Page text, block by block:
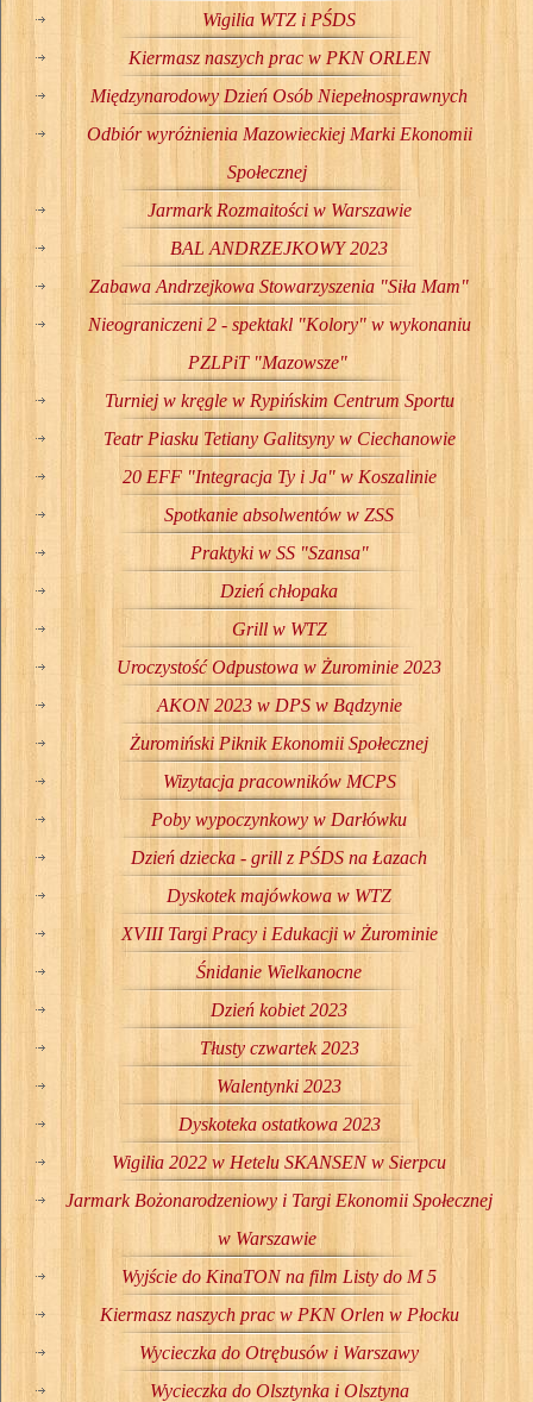
Wigilia WTZ i PŚDS
Kiermasz naszych prac w PKN ORLEN
Międzynarodowy Dzień Osób Niepełnosprawnych
Odbiór wyróżnienia Mazowieckiej Marki Ekonomii
Społecznej
Jarmark Rozmaitości w Warszawie
BAL ANDRZEJKOWY 2023
Zabawa Andrzejkowa Stowarzyszenia "Siła Mam"
Nieograniczeni 2 - spektakl "Kolory" w wykonaniu
PZLPiT "Mazowsze"
Turniej w kręgle w Rypińskim Centrum Sportu
Teatr Piasku Tetiany Galitsyny w Ciechanowie
20 EFF "Integracja Ty i Ja" w Koszalinie
Spotkanie absolwentów w ZSS
Praktyki w SS "Szansa"
Dzień chłopaka
Grill w WTZ
Uroczystość Odpustowa w Żurominie 2023
AKON 2023 w DPS w Bądzynie
Żuromiński Piknik Ekonomii Społecznej
Wizytacja pracowników MCPS
Poby wypoczynkowy w Darłówku
Dzień dziecka - grill z PŚDS na Łazach
Dyskotek majówkowa w WTZ
XVIII Targi Pracy i Edukacji w Żurominie
Śnidanie Wielkanocne
Dzień kobiet 2023
Tłusty czwartek 2023
Walentynki 2023
Dyskoteka ostatkowa 2023
Wigilia 2022 w Hetelu SKANSEN w Sierpcu
Jarmark Bożonarodzeniowy i Targi Ekonomii Społecznej
w Warszawie
Wyjście do KinaTON na film Listy do M 5
Kiermasz naszych prac w PKN Orlen w Płocku
Wycieczka do Otrębusów i Warszawy
Wycieczka do Olsztynka i Olsztyna